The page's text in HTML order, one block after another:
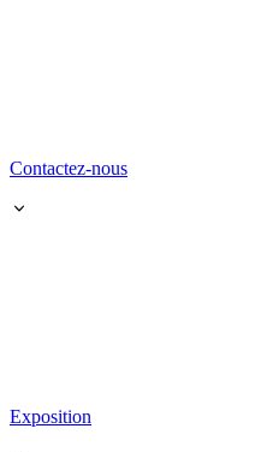
Contactez-nous
Exposition